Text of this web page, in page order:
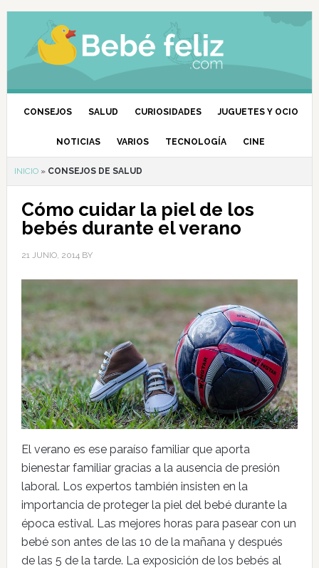
CONSEJOS SALUD CURIOSIDADES JUGUETES Y OCIO
NOTICIAS VARIOS TECNOLOGÍA CINE
INICIO» CONSEJOS DE SALUD
Cómo cuidar la piel de los
bebés durante el verano
21 JUNIO, 2014BY
El verano es ese paraíso familiar que aporta
bienestar familiar gracias a la ausencia de presión
laboral. Los expertos también insisten en la
importancia de proteger la piel del bebé durante la
época estival. Las mejores horas para pasear con un
bebé son antes de las 10 de la mañana y después
de las 5 de la tarde. La exposición de los bebés al